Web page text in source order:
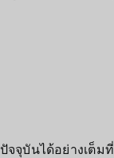
จุบันได้อย่างเต็ม